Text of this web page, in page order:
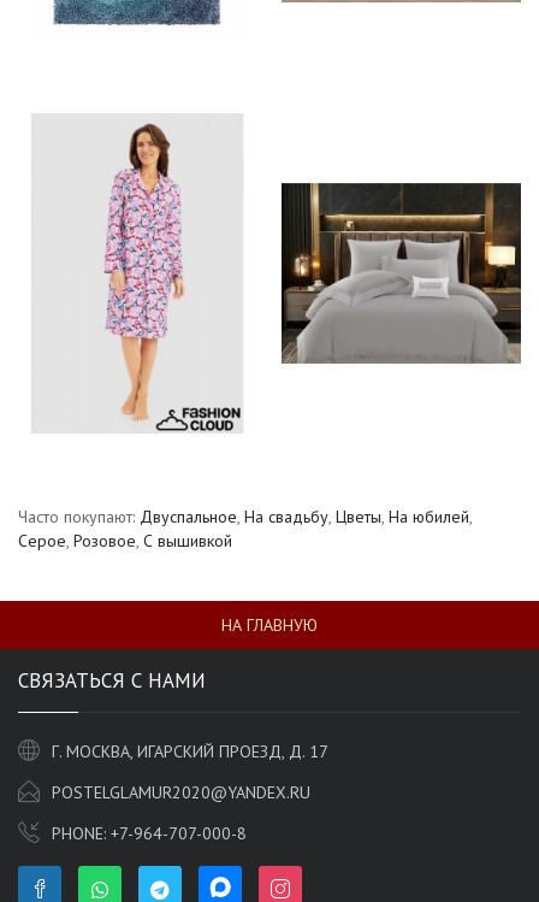
Часто покупают: Двуспальное, На свадьбу, Цветы, На юбилей,
Серое, Розовое, С вышивкой
НА ГЛАВНУЮ
СВЯЗАТЬСЯ С НАМИ
Г. МОСКВА, ИГАРСКИЙ ПРОЕЗД, Д. 17
POSTELGLAMUR2020@YANDEX.RU
PHONE: +7-964-707-000-8